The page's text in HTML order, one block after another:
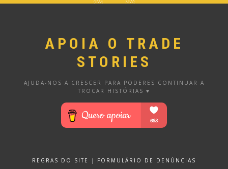
APOIA O TRADE
STORIES
AJUDA-NOS A CRESCER PARA PODERES CONTINUAR A
TROCAR HISTÓRIAS ♥
REGRAS DO SITE | FORMULÁRIO DE DENÚNCIAS